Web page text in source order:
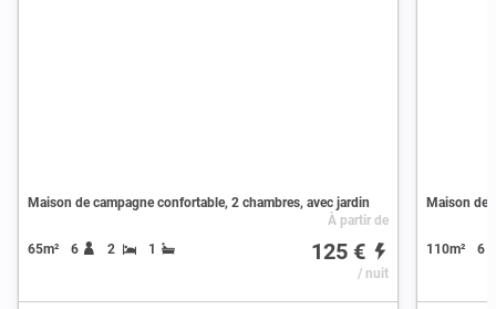
Maison de campagne confortable, 2 chambres, avec jardin
65m² 6 2 1
À partir de
125 €
/ nuit
Maison de
110m² 6